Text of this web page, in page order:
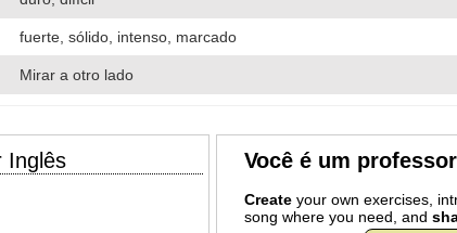
fuerte, sólido, intenso, marcado
Mirar a otro lado
Inglês Você é um
Createyour own exercises,
song where you need, and